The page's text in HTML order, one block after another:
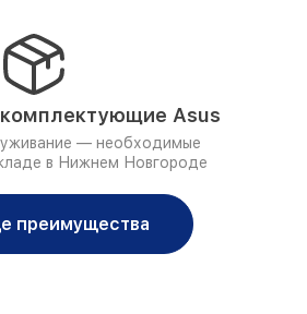
Asus
— необходимые
в Нижнем Новгороде
преимущества